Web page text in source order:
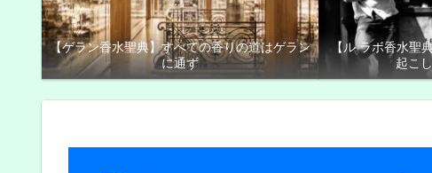
【ゲラン香水聖典】すべての香りの道はゲラン
に通ず
【ル ラボ香水聖
起こ